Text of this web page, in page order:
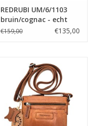
REDRUBI UM/6/1103
bruin/cognac - echt
leren - rugzak –
laptoptas- stevig -
€135,00